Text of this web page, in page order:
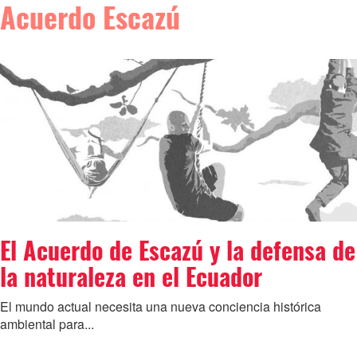
Acuerdo Escazú
El Acuerdo de Escazú y la defensa de
la naturaleza en el Ecuador
El mundo actual necesita una nueva conciencia histórica
ambiental para...